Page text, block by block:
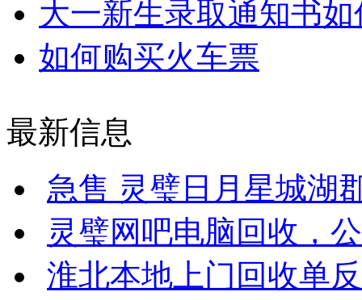
大一新生录取通知书
如何购买火车票
最新信息
急售 灵璧日月星城湖
灵璧网吧电脑回收，
淮北本地上门回收单